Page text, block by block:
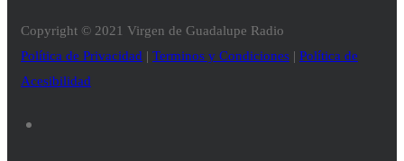
Copyright © 2021 Virgen de Guadalupe Radio
Política de Privacidad | Terminos y Condiciones | Política de
Acesibilidad